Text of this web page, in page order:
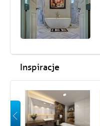
Inspiracje